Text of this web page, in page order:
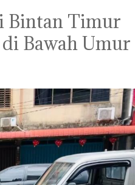
Bintan Timur
Bawah Umur